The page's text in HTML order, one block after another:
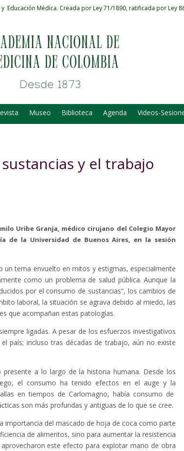
Educación Médica. Creada por Ley 71/1890, ratificada por Ley
Museo Biblioteca Agenda Videos-
y el trabajo
Uribe Granja, médico cirujano del Colegio Mayor
de la Universidad de Buenos Aires, en la sesión
un tema envuelto en mitos y estigmas, especialmente
como un problema de salud pública. Aunque la
por el consumo de sustancias”, los cambios de
laboral, la situación se agrava debido al miedo, las
que acompañan estas patologías.
ligadas. A pesar de los esfuerzos investigativos
país; incluso tras décadas de trabajo, aún no existe
a lo largo de la historia humana. Desde los
el consumo ha tenido efectos en el auge y la
en tiempos de Carlomagno, había consumo de
son más profundas y antiguas de lo que se cree.
importancia del mascado de hoja de coca como parte
de alimentos, sino para aumentar la resistencia
este efecto para explotar mano de obra